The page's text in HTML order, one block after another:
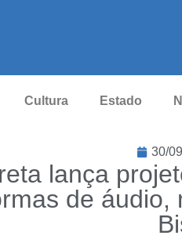
Cultura Estado
30/
lança
de áudio,